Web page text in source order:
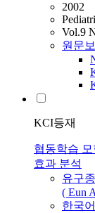
2002
Vol.9
원문
KCI등재
협동학습
효과 분석
유구
( Eun
한국